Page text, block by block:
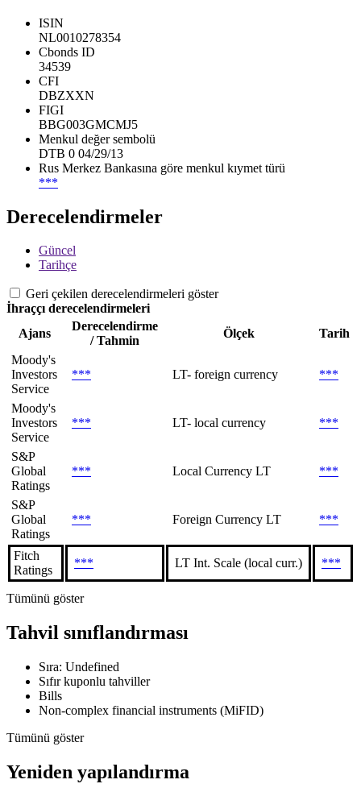
ISIN
NL0010278354
Cbonds ID
34539
CFI
DBZXXN
FIGI
BBG003GMCMJ5
Menkul değer sembolü
DTB 0 04/29/13
Rus Merkez Bankasına göre menkul kıymet türü
***
Derecelendirmeler
Güncel
Tarihçe
Geri çekilen derecelendirmeleri göster
İhraççı derecelendirmeleri
Ajans
Derecelendirme
/ Tahmin
Ölçek
Tarih
Moody's
Investors
Service
*** LT- foreign currency ***
Moody's
Investors
Service
*** LT- local currency ***
S&P
Global
Ratings
*** Local Currency LT ***
S&P
Global
Ratings
*** Foreign Currency LT ***
Fitch
Ratings
*** LT Int. Scale (local curr.) ***
Tümünü göster
Tahvil sınıflandırması
Sıra: Undefined
Sıfır kuponlu tahviller
Bills
Non-complex financial instruments (MiFID)
Tümünü göster
Yeniden yapılandırma